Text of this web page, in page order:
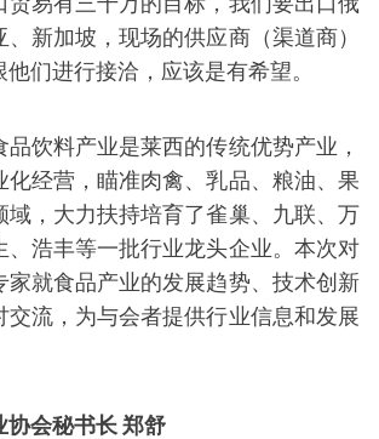
新加坡，现场的供应商（渠道商）
们进行接洽，应该是有希望。
饮料产业是莱西的传统优势产业，
化经营，瞄准肉禽、乳品、粮油、果
域，大力扶持培育了雀巢、九联、万
、浩丰等一批行业龙头企业。本次对
家就食品产业的发展趋势、技术创新
交流，为与会者提供行业信息和发展
协会秘书长 郑舒